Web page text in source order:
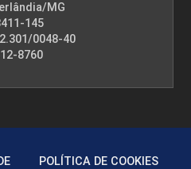
MG
145
0048-40
8760
POLÍTICA DE COOKIES